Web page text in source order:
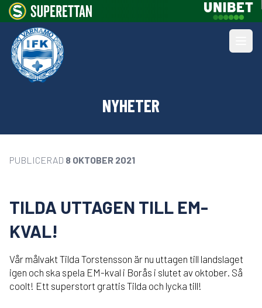
NYHETER
PUBLICERAD 8 OKTOBER 2021
TILDA UTTAGEN TILL EM-
KVAL!
Vår målvakt Tilda Torstensson är nu uttagen till landslaget
igen och ska spela EM-kval i Borås i slutet av oktober. Så
coolt! Ett superstort grattis Tilda och lycka till!